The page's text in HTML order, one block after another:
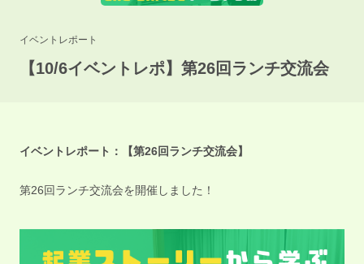
イベントレポート
【10/6イベントレポ】第26回ランチ交流会
イベントレポート：【第26回ランチ交流会】
第26回ランチ交流会を開催しました！